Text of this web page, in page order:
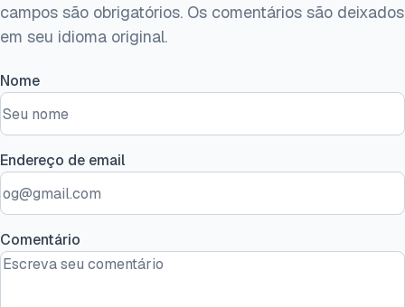
campos são obrigatórios. Os comentários são deixados
em seu idioma original.
Nome
Endereço de email
Comentário